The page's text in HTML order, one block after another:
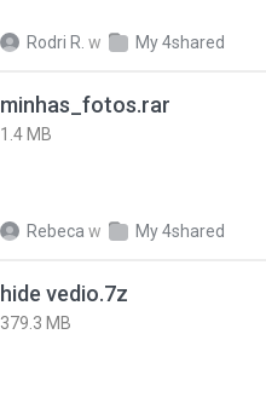
Rodri R. w My 4shared
minhas_fotos.rar
1.4 MB
Rebeca w My 4shared
hide vedio.7z
379.3 MB